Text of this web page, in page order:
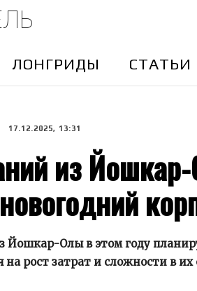
ЛОНГРИДЫ CТАТЬИ
17.12.2025, 13:31
из
Йошкар-Олы в этом году
рост затрат и сложности в